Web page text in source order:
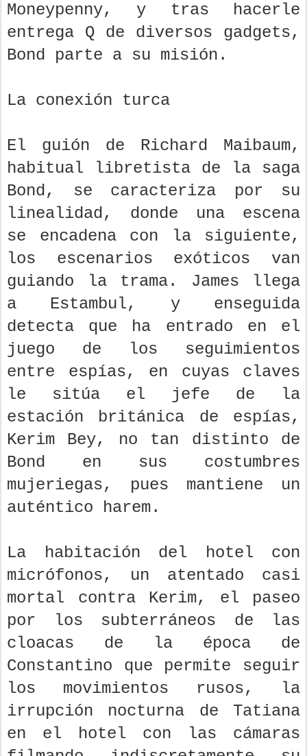
Moneypenny, y tras hacerle
entrega Q de diversos gadgets,
Bond parte a su misión.
La conexión turca
El guión de Richard Maibaum,
habitual libretista de la saga
Bond, se caracteriza por su
linealidad, donde una escena
se encadena con la siguiente,
los escenarios exóticos van
guiando la trama. James llega
a Estambul, y enseguida
detecta que ha entrado en el
juego de los seguimientos
entre espías, en cuyas claves
le sitúa el jefe de la
estación británica de espías,
Kerim Bey, no tan distinto de
Bond en sus costumbres
mujeriegas, pues mantiene un
auténtico harem.
La habitación del hotel con
micrófonos, un atentado casi
mortal contra Kerim, el paseo
por los subterráneos de las
cloacas de la época de
Constantino que permite seguir
los movimientos rusos, la
irrupción nocturna de Tatiana
en el hotel con las cámaras